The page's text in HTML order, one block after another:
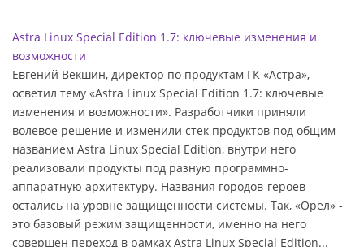
Astra Linux Speсial Edition 1.7: ключевые изменения и
возможности
Евгений Векшин, директор по продуктам ГК «Астра»,
осветил тему «Astra Linux Speсial Edition 1.7: ключевые
изменения и возможности». Разработчики приняли
волевое решение и изменили стек продуктов под общим
названием Astra Linux Speсial Edition, внутри него
реализовали продукты под разную программно-
аппаратную архитектуру. Названия городов-героев
остались на уровне защищенности системы. Так, «Орел» -
это базовый режим защищенности, именно на него
совершен переход в рамках Astra Linux Speсial Edition...